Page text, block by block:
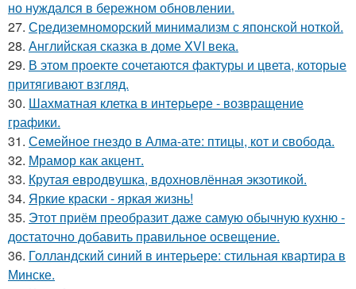
но нуждался в бережном обновлении.
27. Средиземноморский минимализм с японской ноткой.
28. Английская сказка в доме XVI века.
29. В этом проекте сочетаются фактуры и цвета, которые
притягивают взгляд.
30. Шахматная клетка в интерьере - возвращение
графики.
31. Семейное гнездо в Алма-ате: птицы, кот и свобода.
32. Мрамор как акцент.
33. Крутая евродвушка, вдохновлённая экзотикой.
34. Яркие краски - яркая жизнь!
35. Этот приём преобразит даже самую обычную кухню -
достаточно добавить правильное освещение.
36. Голландский синий в интерьере: стильная квартира в
Минске.